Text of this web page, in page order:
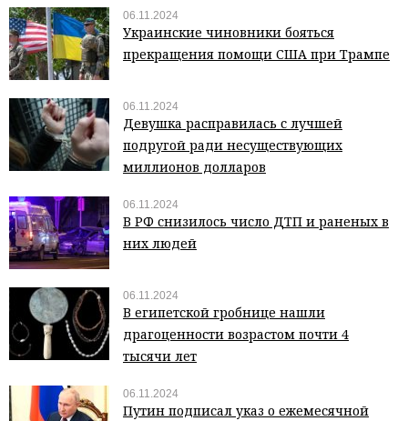
06.11.2024
Украинские чиновники бояться
прекращения помощи США при Трампе
06.11.2024
Девушка расправилась с лучшей
подругой ради несуществующих
миллионов долларов
06.11.2024
В РФ снизилось число ДТП и раненых в
них людей
06.11.2024
В египетской гробнице нашли
драгоценности возрастом почти 4
тысячи лет
06.11.2024
Путин подписал указ о ежемесячной